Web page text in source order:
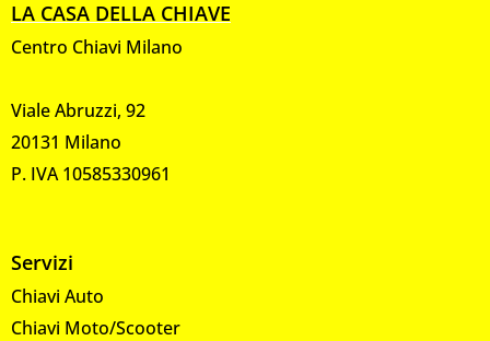
LA CASA DELLA CHIAVE
Centro Chiavi Milano
Viale Abruzzi, 92
20131 Milano
P. IVA 10585330961
Servizi
Chiavi Auto
Chiavi Moto/Scooter